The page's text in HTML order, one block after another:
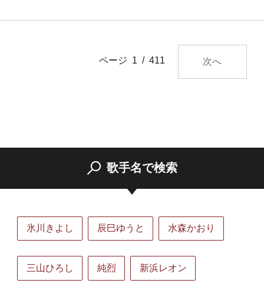
ページ 1 / 411 次へ
歌手名で検索
氷川きよし 辰巳ゆうと 水森かおり
三山ひろし 純烈 新浜レオン